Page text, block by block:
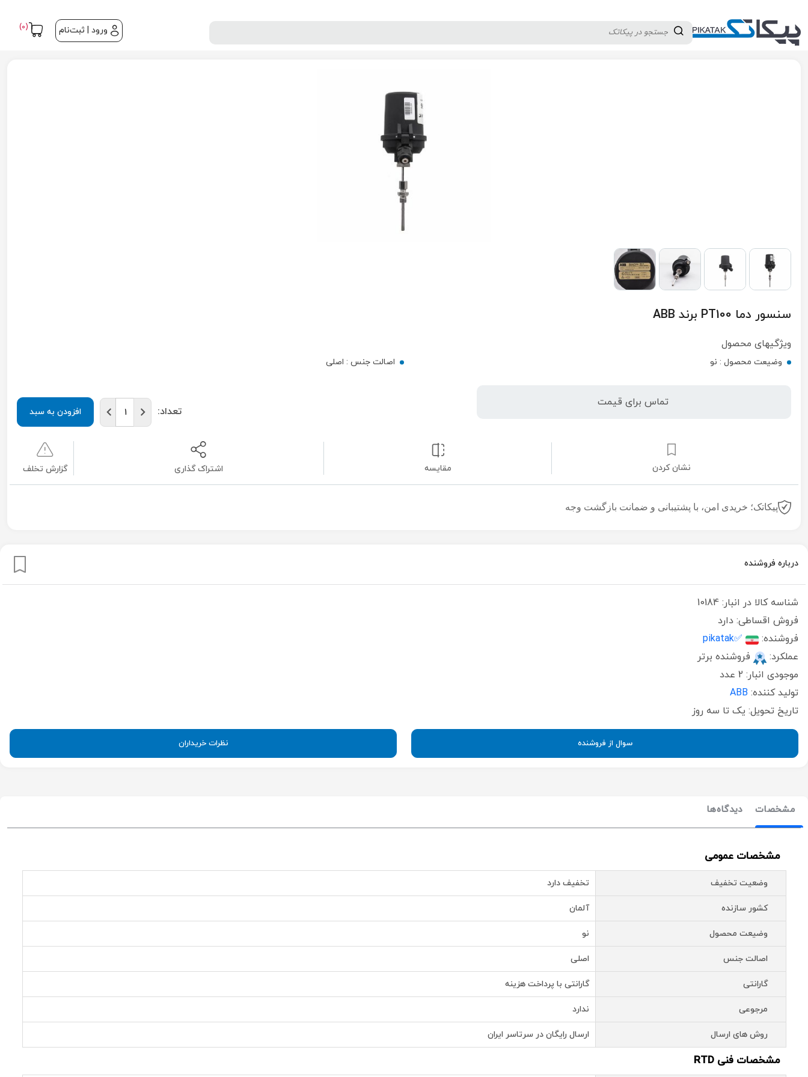
ورود | ثبت‌نام (0)
پیکاتک / ابزار دقیق / دما / سنسور RTD سنسور دما PT100 برند ABB
سنسور دما PT100 برند ABB
ویژگیهای محصول
وضیعت محصول : نو اصالت جنس : اصلی
تماس برای قیمت
تعداد: افزودن به سبد
نشان کردن مقایسه اشتراک گذاری گزارش تخلف
پیکاتک؛ خریدی امن، با پشتیبانی و ضمانت بازگشت وجه
درباره فروشنده
شناسه کالا در انبار: 10184
فروش اقساطی: دارد
فروشنده:
✅pikatak
عملکرد:
فروشنده برتر
موجودی انبار: 2 عدد
تولید کننده: ABB
تاریخ تحویل: یک تا سه روز
سوال از فروشنده نظرات خریداران
مشخصات دیدگاه‌ها
مشخصات عمومی
وضعیت تخفیف تخفیف دارد
کشور سازنده آلمان
وضیعت محصول نو
اصالت جنس اصلی
گارانتی گارانتی با پرداخت هزینه
مرجوعی ندارد
روش های ارسال ارسال رایگان در سرتاسر ایران
مشخصات فنی RTD